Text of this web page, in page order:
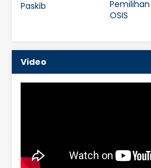
Video